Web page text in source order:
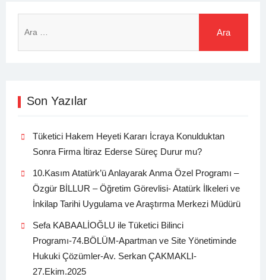
Son Yazılar
Tüketici Hakem Heyeti Kararı İcraya Konulduktan
Sonra Firma İtiraz Ederse Süreç Durur mu?
10.Kasım Atatürk’ü Anlayarak Anma Özel Programı –
Özgür BİLLUR – Öğretim Görevlisi- Atatürk İlkeleri ve
İnkilap Tarihi Uygulama ve Araştırma Merkezi Müdürü
Sefa KABAALİOĞLU ile Tüketici Bilinci
Programı-74.BÖLÜM-Apartman ve Site Yönetiminde
Hukuki Çözümler-Av. Serkan ÇAKMAKLI-
27.Ekim.2025